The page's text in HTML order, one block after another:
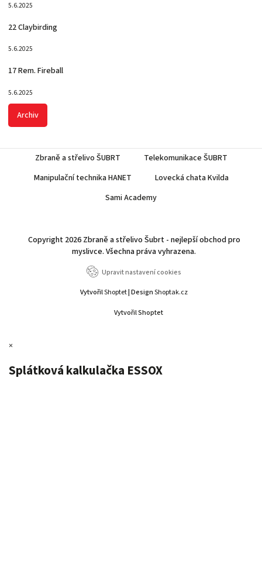
5.6.2025
22 Claybirding
5.6.2025
17 Rem. Fireball
5.6.2025
Archiv
Zbraně a střelivo ŠUBRT
Telekomunikace ŠUBRT
Manipulační technika HANET
Lovecká chata Kvilda
Sami Academy
Vytvořil Shoptet
Copyright 2026 Zbraně a střelivo Šubrt - nejlepší obchod pro
myslivce. Všechna práva vyhrazena.
Upravit nastavení cookies
VytvořilShoptet| DesignShoptak.cz
×
Splátková kalkulačka ESSOX